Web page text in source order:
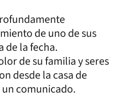
de uno de sus
de la fecha.
de su familia y seres
desde la casa de
comunicado.